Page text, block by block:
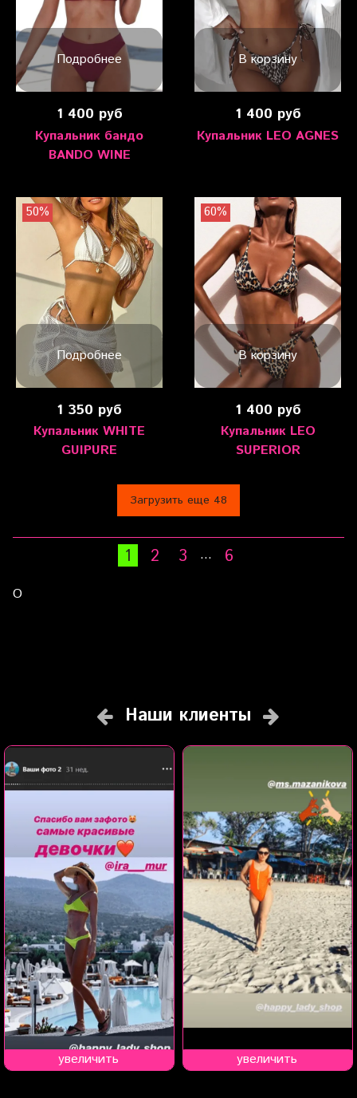
Подробнее
1 400 руб
Купальник бандо
BANDO WINE
В корзину
1 400 руб
Купальник LEO AGNES
Подробнее
50%
1 350 руб
Купальник WHITE
GUIPURE
В корзину
60%
1 400 руб
Купальник LEO
SUPERIOR
Загрузить еще 48
1 2 3 … 6
О
Наши клиенты
увеличить увеличить